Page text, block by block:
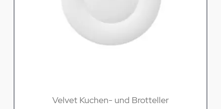
Velvet Kuchen- und Brotteller